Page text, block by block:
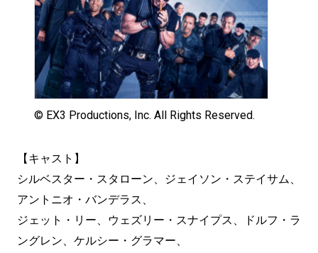
© EX3 Productions, Inc. All Rights Reserved.
【キャスト】
シルベスター・スタローン、ジェイソン・ステイサム、
アントニオ・バンデラス、
ジェット・リー、ウェズリー・スナイプス、ドルフ・ラ
ングレン、ケルシー・グラマー、